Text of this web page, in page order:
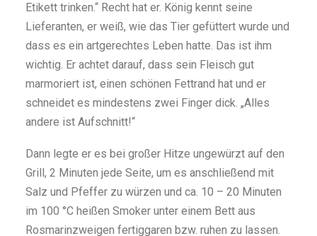
Etikett trinken.“ Recht hat er. König kennt seine
Lieferanten, er weiß, wie das Tier gefüttert wurde und
dass es ein artgerechtes Leben hatte. Das ist ihm
wichtig. Er achtet darauf, dass sein Fleisch gut
marmoriert ist, einen schönen Fettrand hat und er
schneidet es mindestens zwei Finger dick. „Alles
andere ist Aufschnitt!“
Dann legte er es bei großer Hitze ungewürzt auf den
Grill, 2 Minuten jede Seite, um es anschließend mit
Salz und Pfeffer zu würzen und ca. 10 – 20 Minuten
im 100 °C heißen Smoker unter einem Bett aus
Rosmarinzweigen fertiggaren bzw. ruhen zu lassen.